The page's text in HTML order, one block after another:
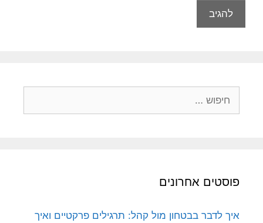
פוסטים אחרונים
איך לדבר בבטחון מול קהל: תרגילים פרקטיים ואיך